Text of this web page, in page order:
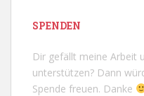
SPENDEN
Dir gefällt meine Arbeit
unterstützen? Dann
Spende freuen. Danke